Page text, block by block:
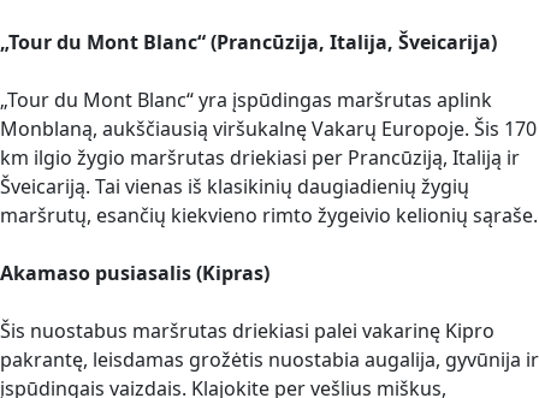
„Tour du Mont Blanc“ (Prancūzija, Italija, Šveicarija)
„Tour du Mont Blanc“ yra įspūdingas maršrutas aplink
Monblaną, aukščiausią viršukalnę Vakarų Europoje. Šis 170
km ilgio žygio maršrutas driekiasi per Prancūziją, Italiją ir
Šveicariją. Tai vienas iš klasikinių daugiadienių žygių
maršrutų, esančių kiekvieno rimto žygeivio kelionių sąraše.
Akamaso pusiasalis (Kipras)
Šis nuostabus maršrutas driekiasi palei vakarinę Kipro
pakrantę, leisdamas grožėtis nuostabia augalija, gyvūnija ir
įspūdingais vaizdais. Klajokite per vešlius miškus,